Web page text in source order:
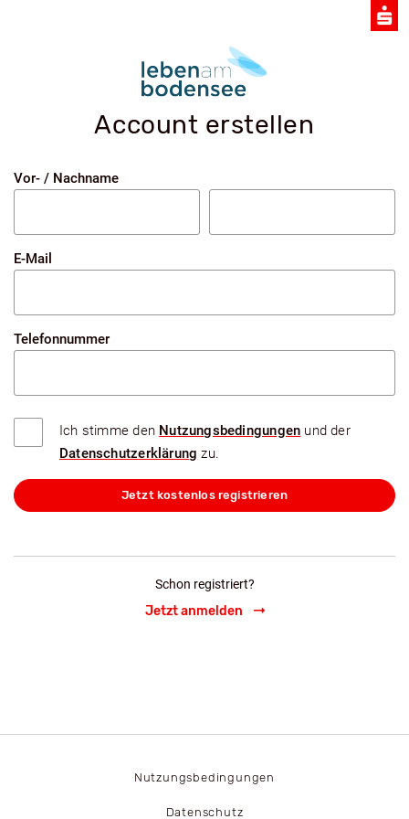
Account erstellen
Vor- / Nachname
E-Mail
Telefonnummer
Ich stimme den Nutzungsbedingungen und der
Datenschutzerklärung zu.
Jetzt kostenlos registrieren
Schon registriert?
Jetzt anmelden
Nutzungsbedingungen
Datenschutz